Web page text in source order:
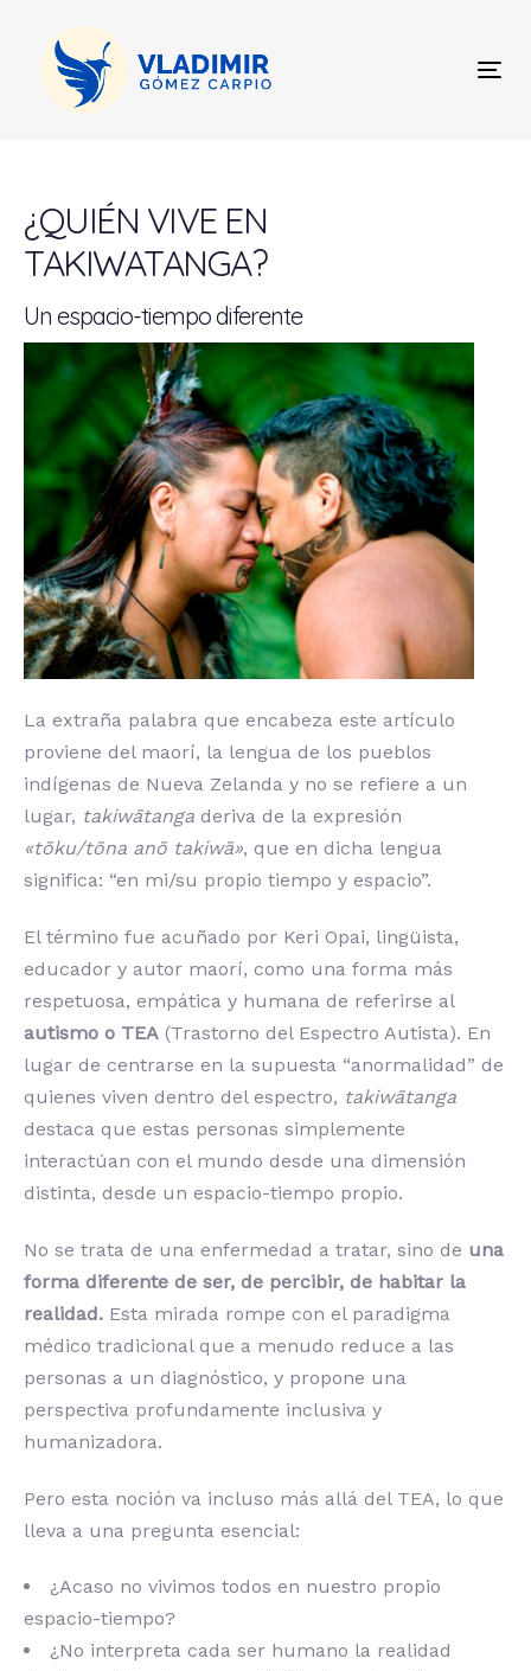
content
¿QUIÉN VIVE EN
TAKIWATANGA?
Un espacio-tiempo diferente
La extraña palabra que encabeza este artículo
proviene del maorí, la lengua de los pueblos
indígenas de Nueva Zelanda y no se refiere a un
lugar, takiwātanga deriva de la expresión
«tōku/tōna anō takiwā», que en dicha lengua
significa: “en mi/su propio tiempo y espacio”.
El término fue acuñado por Keri Opai, lingüista,
educador y autor maorí, como una forma más
respetuosa, empática y humana de referirse al
autismo o TEA (Trastorno del Espectro Autista). En
lugar de centrarse en la supuesta “anormalidad” de
quienes viven dentro del espectro, takiwātanga
destaca que estas personas simplemente
interactúan con el mundo desde una dimensión
distinta, desde un espacio-tiempo propio.
No se trata de una enfermedad a tratar, sino de una
forma diferente de ser, de percibir, de habitar la
realidad. Esta mirada rompe con el paradigma
médico tradicional que a menudo reduce a las
personas a un diagnóstico, y propone una
perspectiva profundamente inclusiva y
humanizadora.
Pero esta noción va incluso más allá del TEA, lo que
lleva a una pregunta esencial:
¿Acaso no vivimos todos en nuestro propio
espacio-tiempo?
¿No interpreta cada ser humano la realidad
navigation